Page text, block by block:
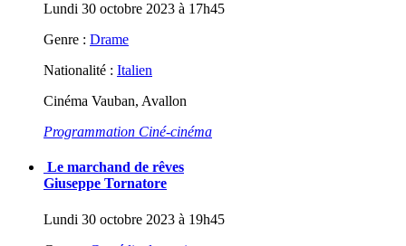
Lundi 30 octobre 2023 à 17h45
Genre : Drame
Nationalité : Italien
Cinéma Vauban, Avallon
Programmation Ciné-cinéma
Le marchand de rêves
Giuseppe Tornatore
Lundi 30 octobre 2023 à 19h45